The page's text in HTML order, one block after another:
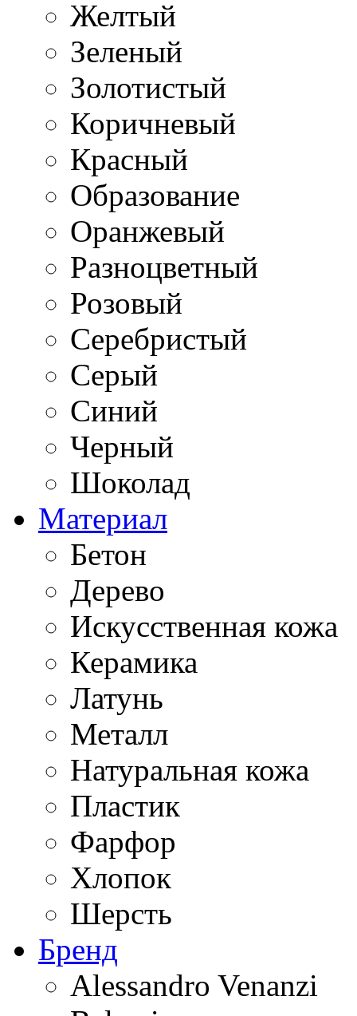
Желтый
Зеленый
Золотистый
Коричневый
Красный
Образование
Оранжевый
Разноцветный
Розовый
Серебристый
Серый
Синий
Черный
Шоколад
Материал
Бетон
Дерево
Искусственная кожа
Керамика
Латунь
Металл
Натуральная кожа
Пластик
Фарфор
Хлопок
Шерсть
Бренд
Alessandro Venanzi